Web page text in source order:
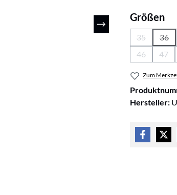
Größen
35
(Diese
36
46
(Diese
47
Zum
Hersteller: